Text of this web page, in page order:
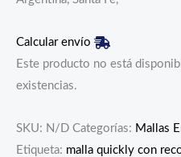
Calcular envío
Este producto no está
existencias.
SKU: N/D Categorías: Mallas
Etiqueta: malla quickly con